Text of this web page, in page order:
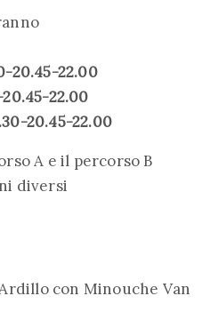
20.45-22.00
22.00
20.45-22.00
A e il percorso B
diversi
con Minouche Van